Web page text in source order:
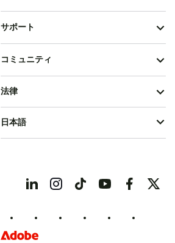
サポート
コミュニティ
法律
日本語